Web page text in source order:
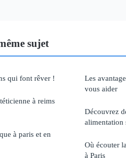
sujet
qui font rêver !
à reims
à paris et en
Les
vous aider
Découvrez
alimentation
Où écouter
à Paris